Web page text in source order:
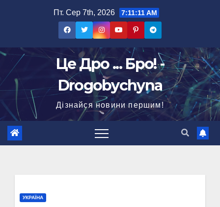
Пт. Сер 7th, 2026 7:11:12 AM
Це Дро ... Бро! -
Drogobychyna
Дізнайся новини першим!
УКРАЇНА